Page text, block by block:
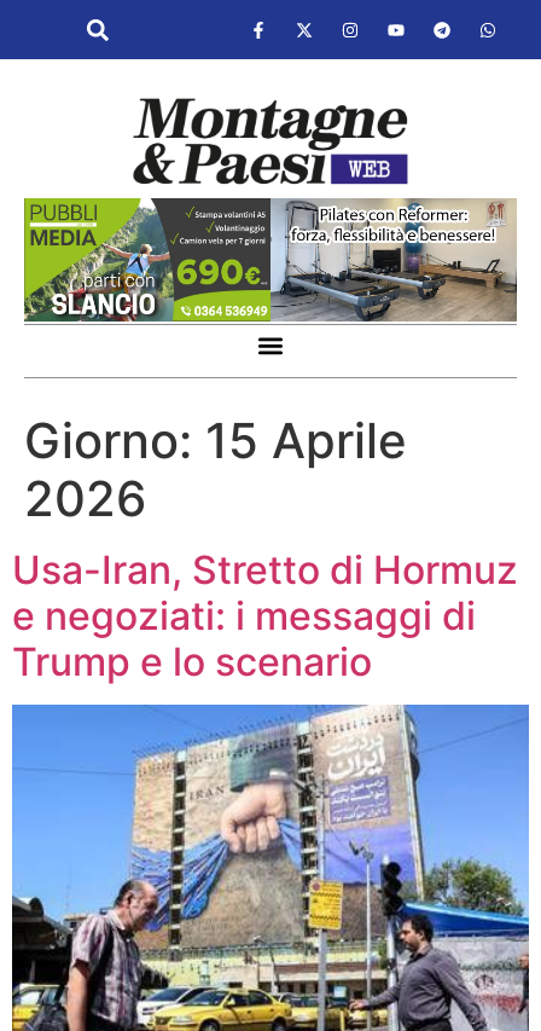
Giorno: 15 Aprile
2026
Usa-Iran, Stretto di Hormuz
e negoziati: i messaggi di
Trump e lo scenario